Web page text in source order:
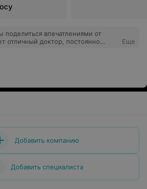
поделиться впечатлениями от
отличный доктор, постоянно
оказалось, что она еще и
доктор в городской
при необходимости и
глаз всегда может записать
и направить в областные
над чем стоит поработать
но в вопросе проверке
было вторично, так что
только положительные, очень
в центре города с отличным
Еще
Добавить компанию
Добавить специалиста